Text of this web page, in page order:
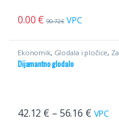
0.00 € 90.72€ VPC
Ekonomik, Glodala i pločice, Za
CNC DIA
Dijamantno glodalo
42.12 € – 56.16 € VPC